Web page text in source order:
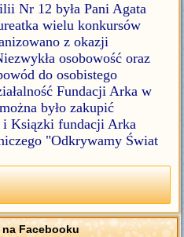
Nr 12 była Pani Agata
wielu konkursów
z okazji
osobowość oraz
do osobistego
Fundacji Arka w
było zakupić
Ksiązki fundacji Arka
"Odkrywamy Świat
Facebooku